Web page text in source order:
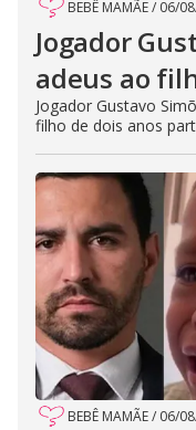
BEBÊ MAMÃE/ 06/
Jogador
adeus ao
Jogador Gustavo
filho de dois anos
BEBÊ MAMÃE/ 06/